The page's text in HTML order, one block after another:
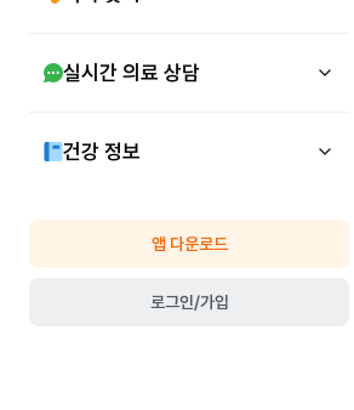
실시간 의료 상담
건강 정보
앱 다운로드
로그인/가입